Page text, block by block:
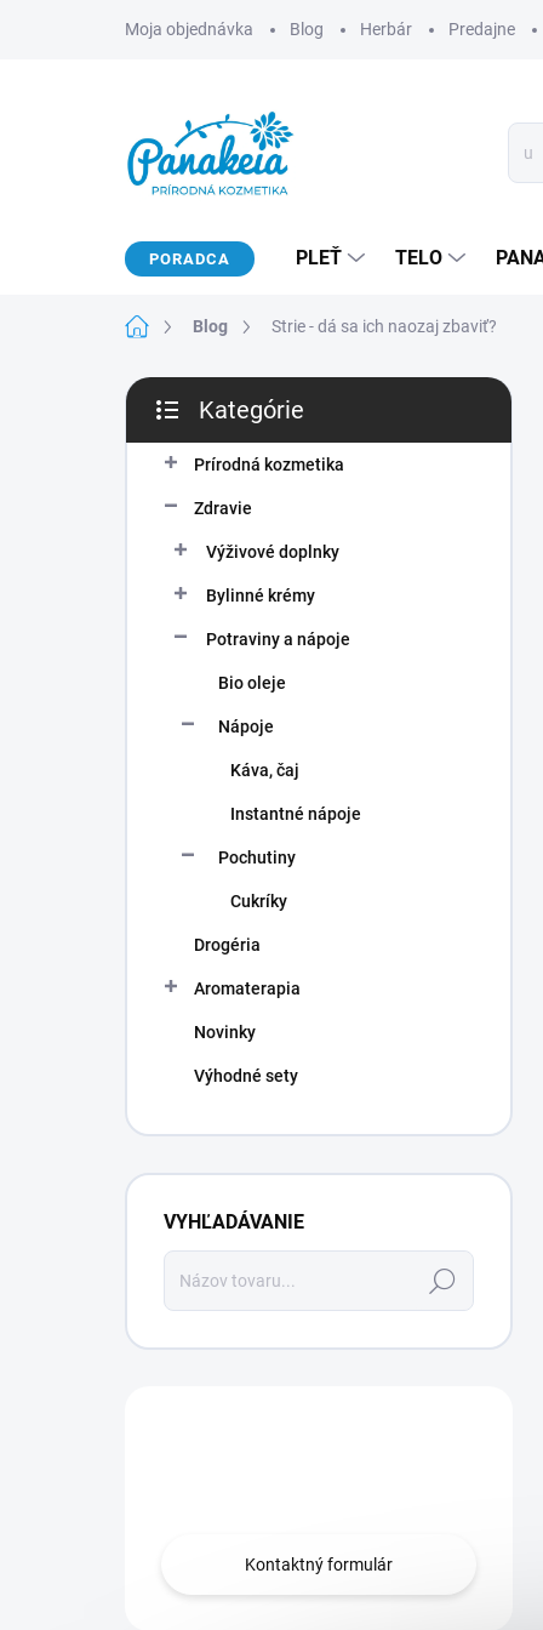
Moja objednávka Blog Herbár Predajne
PORADCA PLEŤ TELO
DomovBlog Strie - dá sa ich naozaj zbaviť?
B
č
kategórie
Kategórie
Prírodná kozmetika
Zdravie
Výživové doplnky
Bylinné krémy
Potraviny a nápoje
Bio oleje
Nápoje
Káva, čaj
Instantné nápoje
Pochutiny
Cukríky
Drogéria
Aromaterapia
Novinky
Výhodné sety
VYHĽADÁVANIE
Hľadať
Kontaktný formulár